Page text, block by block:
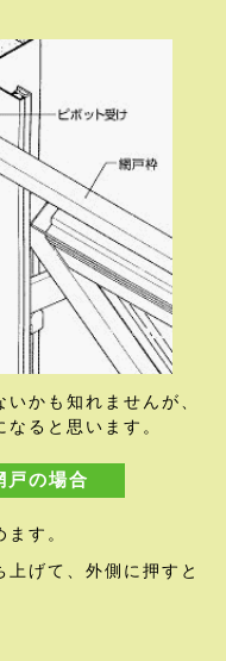
かも知れませんが、
ると思います。
の場合
す。
げて、外側に押すと